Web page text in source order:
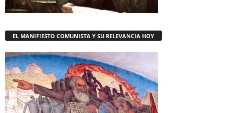
EL MANIFIESTO COMUNISTA Y SU RELEVANCIA HOY